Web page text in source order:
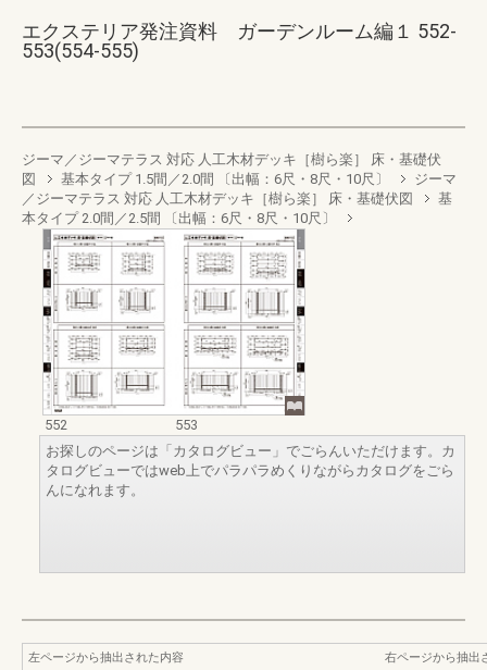
エクステリア発注資料 ガーデンルーム編１ 552-
553(554-555)
ジーマ／ジーマテラス 対応 人工木材デッキ［樹ら楽］ 床・基礎伏
図
基本タイプ 1.5間／2.0間 〔出幅：6尺・8尺・10尺〕
ジーマ
／ジーマテラス 対応 人工木材デッキ［樹ら楽］ 床・基礎伏図
基
本タイプ 2.0間／2.5間 〔出幅：6尺・8尺・10尺〕
552
553
お探しのページは「カタログビュー」でごらんいただけます。カ
タログビューではweb上でパラパラめくりながらカタログをごら
んになれます。
左ページから抽出された内容
右ページから抽出